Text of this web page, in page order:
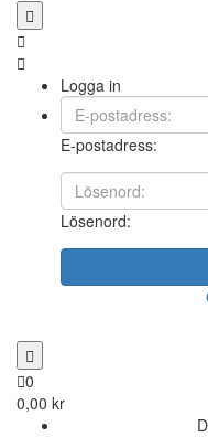
Logga in
E-postadress:
Lösenord:
0
0,00 kr